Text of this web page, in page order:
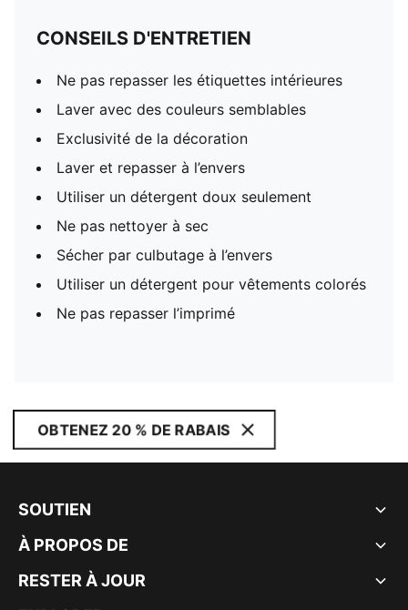
CONSEILS D'ENTRETIEN
Ne pas repasser les étiquettes intérieures
Laver avec des couleurs semblables
Exclusivité de la décoration
Laver et repasser à l’envers
Utiliser un détergent doux seulement
Ne pas nettoyer à sec
Sécher par culbutage à l’envers
Utiliser un détergent pour vêtements colorés
Ne pas repasser l’imprimé
OBTENEZ 20 % DE RABAIS
SOUTIEN
À PROPOS DE
RESTER À JOUR